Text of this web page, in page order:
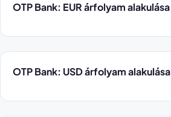
OTP Bank: EUR árfolyam alakulása
OTP Bank: USD árfolyam alakulása